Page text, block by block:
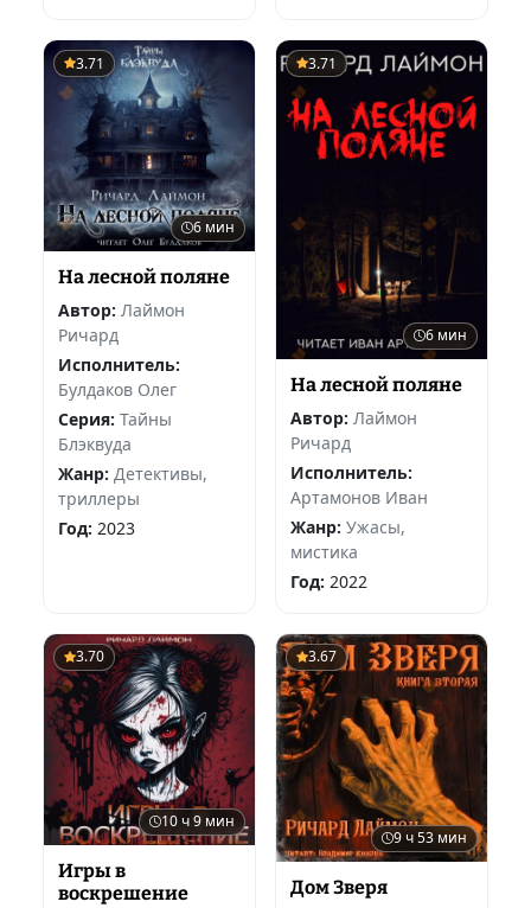
3.71
6 мин
На лесной поляне
Автор: Лаймон
Ричард
Исполнитель:
Булдаков Олег
Серия: Тайны
Блэквуда
Жанр: Детективы,
триллеры
Год: 2023
3.71
6 мин
На лесной поляне
Автор: Лаймон
Ричард
Исполнитель:
Артамонов Иван
Жанр: Ужасы,
мистика
Год: 2022
3.70
10 ч 9 мин
Игры в
воскрешение
3.67
9 ч 53 мин
Дом Зверя